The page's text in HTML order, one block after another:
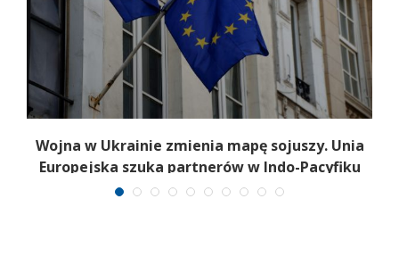
Wojna w Ukrainie zmienia mapę sojuszy. Unia
Europejska szuka partnerów w Indo-Pacyfiku